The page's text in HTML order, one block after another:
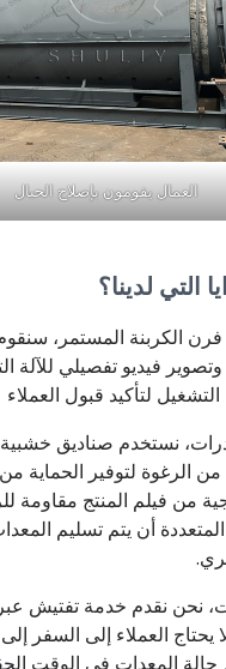
العمال يقومون بإصلاح الحبال
التي لدينا؟
فرن الكربنة المستمر،
فيديو تفصيلي للآلة
التشغيل لتأكيد قبول
نستخدم صناديق
الرغوة لتوفير الحماية
من فيلم المنتج مقاومة
أن يتم تسليم
نحن نقدم خدمة تفتيش عبر
يحتاج العملاء إلى السفر